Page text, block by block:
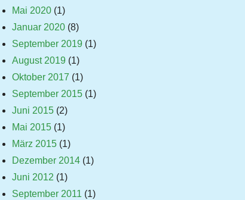
Mai 2020(1)
Januar 2020(8)
September 2019 (1)
August 2019 (1)
Oktober 2017 (1)
September 2015(1)
Juni 2015(2)
Mai 2015(1)
März 2015(1)
Dezember 2014(1)
Juni 2012 (1)
September 2011 (1)